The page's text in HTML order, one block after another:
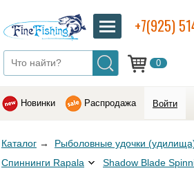
0
+7(925)
Новинки Распродажа Войти
Каталог → Рыболовные удочки
Спиннинги Rapala
Shadow Blade